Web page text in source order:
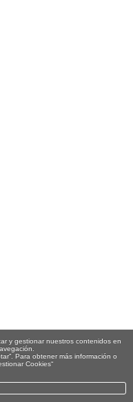
y gestionar nuestros contenidos en
Para obtener más información o
Cookies“